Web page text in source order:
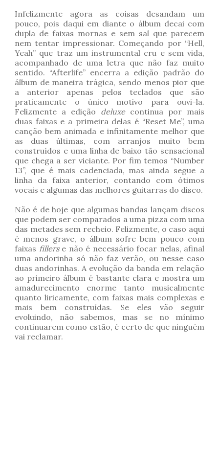
Infelizmente agora as coisas desandam um
pouco, pois daqui em diante o álbum decai com
dupla de faixas mornas e sem sal que parecem
nem tentar impressionar. Começando por “Hell,
Yeah” que traz um instrumental cru e sem vida,
acompanhado de uma letra que não faz muito
sentido. “Afterlife” encerra a edição padrão do
álbum de maneira trágica, sendo menos pior que
a anterior apenas pelos teclados que são
praticamente o único motivo para ouvi-la.
Felizmente a edição deluxecontinua por mais
duas faixas e a primeira delas é “Reset Me”, uma
canção bem animada e infinitamente melhor que
as duas últimas, com arranjos muito bem
construídos e uma linha de baixo tão sensacional
que chega a ser viciante. Por fim temos “Number
13”, que é mais cadenciada, mas ainda segue a
linha da faixa anterior, contando com ótimos
vocais e algumas das melhores guitarras do disco.
Não é de hoje que algumas bandas lançam discos
que podem ser comparados a uma pizza com uma
das metades sem recheio. Felizmente, o caso aqui
é menos grave, o álbum sofre bem pouco com
faixas fillerse não é necessário focar nelas, afinal
uma andorinha só não faz verão, ou nesse caso
duas andorinhas. A evolução da banda em relação
ao primeiro álbum é bastante clara e mostra um
amadurecimento enorme tanto musicalmente
quanto liricamente, com faixas mais complexas e
mais bem construídas. Se eles vão seguir
evoluindo, não sabemos, mas se no mínimo
continuarem como estão, é certo de que ninguém
vai reclamar.